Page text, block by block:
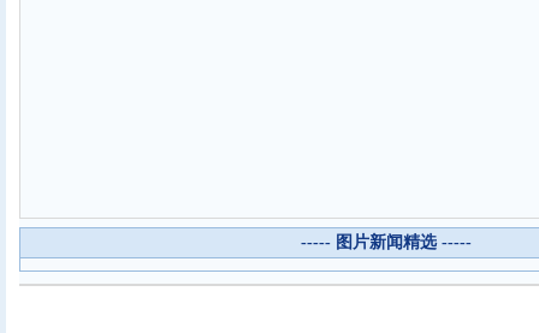
----- 图片新闻精选 -----